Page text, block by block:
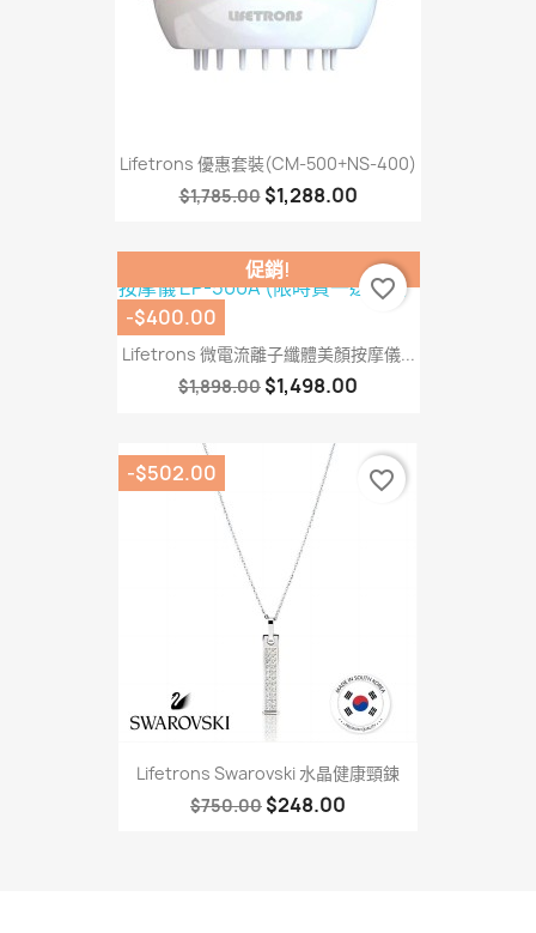
Lifetrons 優惠套裝(CM-500+NS-400)
$1,785.00 $1,288.00
Lifetrons 微電流離子纖體美顏按摩儀...
$1,898.00 $1,498.00
促銷!
-$400.00
favorite_border
Lifetrons Swarovski 水晶健康頸鍊
$750.00 $248.00
-$502.00 favorite_border